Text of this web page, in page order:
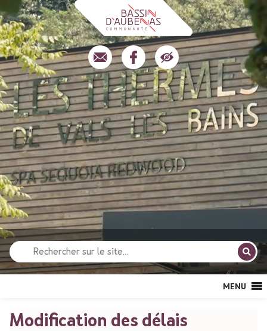
Recherche
pour
:
MENU
Modification des délais